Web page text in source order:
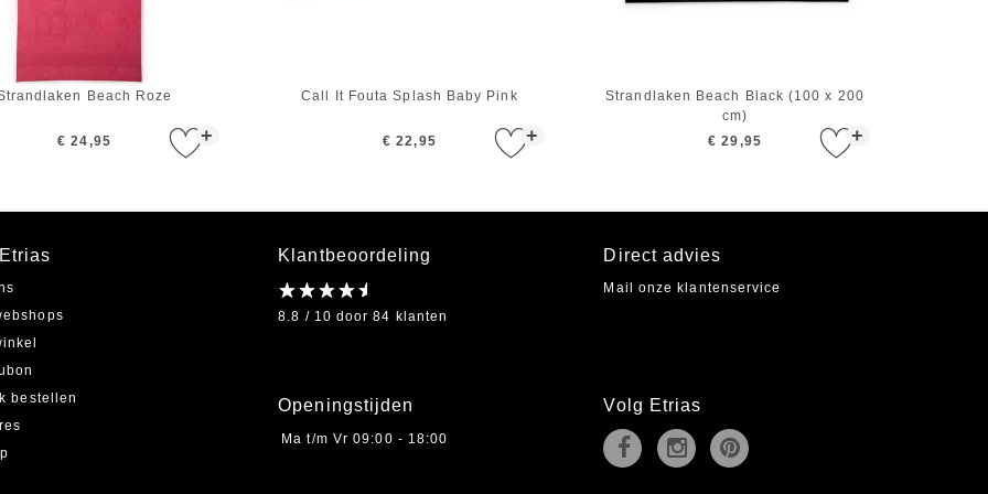
+
Beach Roze
€ 24,95 +
Call It Fouta Splash Baby Pink
€ 22,95 +
Strandlaken Beach Black (100 x 200
cm)
€ 29,95
bestellen
Klantbeoordeling
8.8 / 10 door 84 klanten
Direct advies
Mail onze klantenservice
Openingstijden
Ma t/m Vr 09:00 - 18:00
Volg Etrias